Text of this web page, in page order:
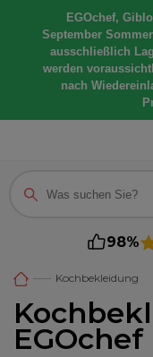
EGOchef,
September
ausschließlich
werden
nach
98%
Kochbekleidung